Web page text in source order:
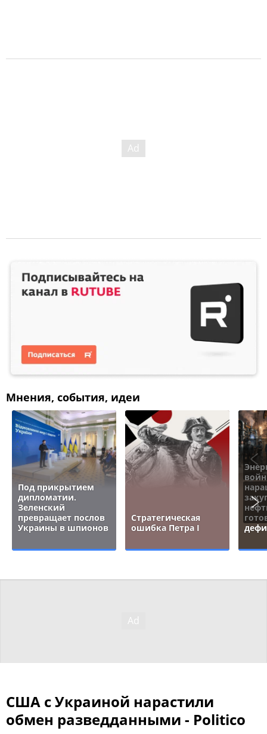
Мнения, события, идеи
Под прикрытием
дипломатии.
Зеленский
превращает послов
Украины в шпионов
Стратегическая
ошибка Петра I
США с Украиной нарастили
обмен разведданными - Politico